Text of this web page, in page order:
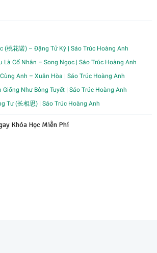
(桃花诺) – Đặng Tử Kỳ | Sáo Trúc Hoàng Anh
Là Cố Nhân – Song Ngọc | Sáo Trúc Hoàng Anh
Anh – Xuân Hòa | Sáo Trúc Hoàng Anh
Giống Như Bông Tuyết | Sáo Trúc Hoàng Anh
Tư (长相思) | Sáo Trúc Hoàng Anh
Khóa Học Miễn Phí